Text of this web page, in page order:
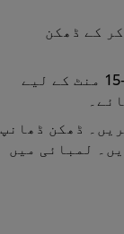
کے ڈھکن
بھنڈی شامل کر کے اچھی طرح مکس کریں۔ ڈھکن ڈھانپ کر 12-15 منٹ کے لیے
ڈھکن ڈھانپ
لمبائی میں